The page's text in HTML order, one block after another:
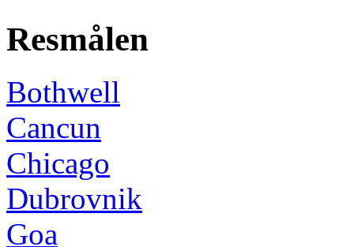
Resmålen
Bothwell
Cancun
Chicago
Dubrovnik
Goa